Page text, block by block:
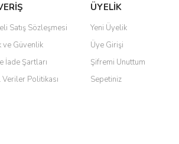
görüntülenemiyor.
bulunuyor.
pahalı.
olmalı.
Satış Sözleşmesi
ve Güvenlik
İade Şartları
Veriler Politikası
ÜYELİK
Yeni Üyelik
Üye Girişi
Şifremi Unuttum
Sepetiniz